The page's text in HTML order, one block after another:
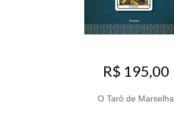
R$ 195,00
O Tarô de Marselha